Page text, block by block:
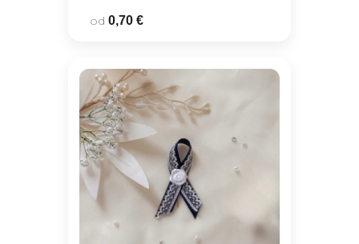
od 0,70 €